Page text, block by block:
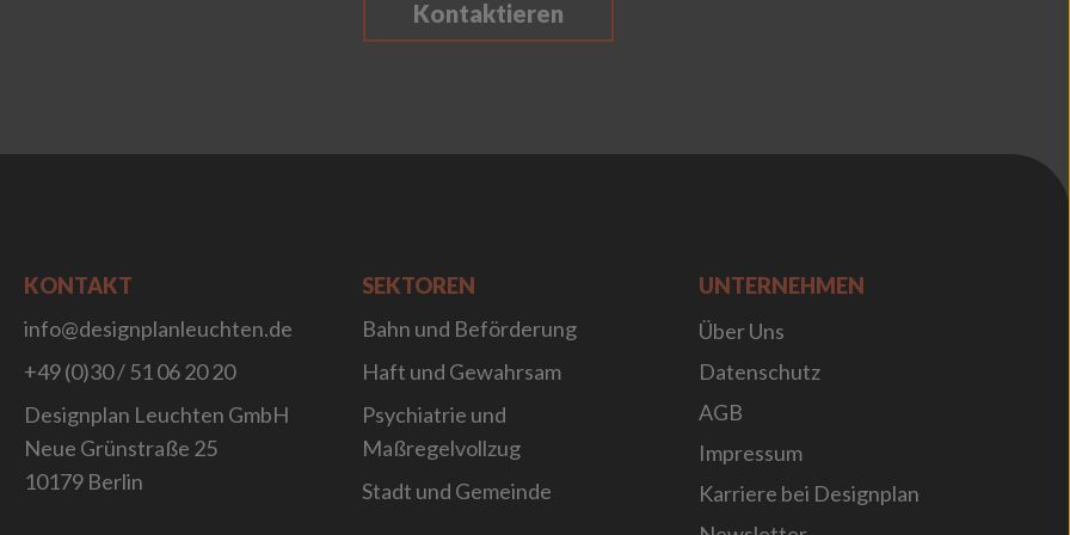
Kontaktieren
KONTAKT
info@designplanleuchten.de
+49 (0)30 / 51 06 20 20
Designplan Leuchten GmbH
Neue Grünstraße 25
10179 Berlin
SEKTOREN
Bahn und Beförderung
Haft und Gewahrsam
Psychiatrie und
Maßregelvollzug
Stadt und Gemeinde
UNTERNEHMEN
Über Uns
Datenschutz
AGB
Impressum
Karriere bei Designplan